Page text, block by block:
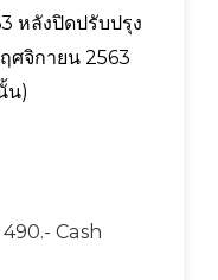
หลังปิดปรับปรุง
ศจิกายน 2563
น)
Cash